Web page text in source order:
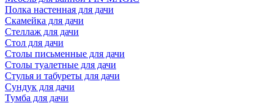
Полка настенная для дачи
Скамейка для дачи
Стеллаж для дачи
Стол для дачи
Столы письменные для дачи
Столы туалетные для дачи
Стулья и табуреты для дачи
Сундук для дачи
Тумба для дачи